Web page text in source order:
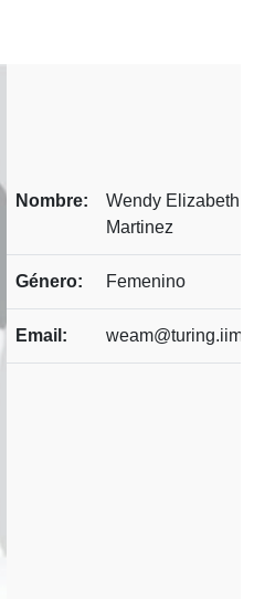
Nombre:
Wendy Elizabeth
Martinez
Género: Femenino
Email: